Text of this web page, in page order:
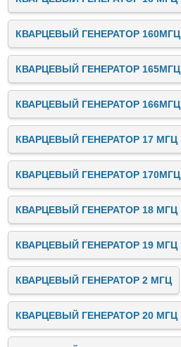
КВАРЦЕВЫЙ ГЕНЕРАТОР 160МГЦ
КВАРЦЕВЫЙ ГЕНЕРАТОР 165МГЦ
КВАРЦЕВЫЙ ГЕНЕРАТОР 166МГЦ
КВАРЦЕВЫЙ ГЕНЕРАТОР 17 МГЦ
КВАРЦЕВЫЙ ГЕНЕРАТОР 170МГЦ
КВАРЦЕВЫЙ ГЕНЕРАТОР 18 МГЦ
КВАРЦЕВЫЙ ГЕНЕРАТОР 19 МГЦ
КВАРЦЕВЫЙ ГЕНЕРАТОР 2 МГЦ
КВАРЦЕВЫЙ ГЕНЕРАТОР 20 МГЦ